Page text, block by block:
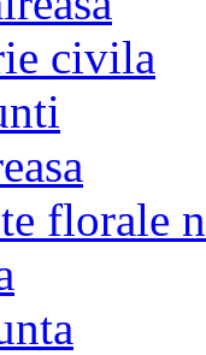
civila
florale